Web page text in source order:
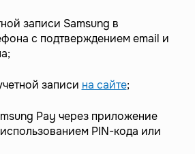
записи Samsung в
с подтверждением email и
записи на сайте;
Pay через приложение
PIN-кода или